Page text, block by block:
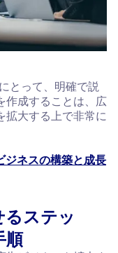
とって、明確で説
作成することは、広
拡大する上で非常に
ネスの構築と成長
ステッ
順